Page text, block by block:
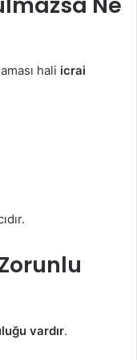
hali icrai
vardır.